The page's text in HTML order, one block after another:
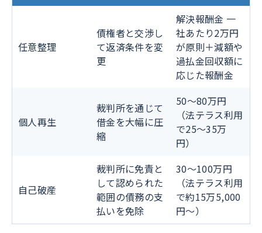
任意整理
債権者と交渉し
て返済条件を変
更
解決報酬金 一
社あたり2万円
が原則＋減額や
過払金回収額に
応じた報酬金
個人再生
裁判所を通じて
借金を大幅に圧
縮
50〜80万円
（法テラス利用
で25〜35万
円）
自己破産
裁判所に免責と
して認められた
範囲の債務の支
払いを免除
30〜100万円
（法テラス利用
で約15万5,000
円〜）